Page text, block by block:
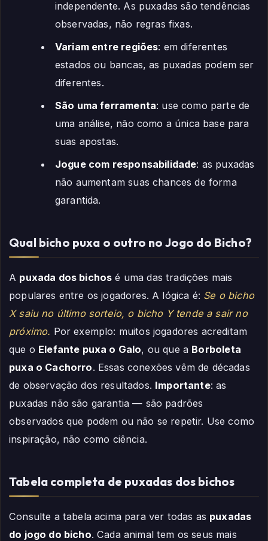
independente. As puxadas são tendências
observadas, não regras fixas.
Variam entre regiões: em diferentes
estados ou bancas, as puxadas podem ser
diferentes.
São uma ferramenta: use como parte de
uma análise, não como a única base para
suas apostas.
Jogue com responsabilidade: as puxadas
não aumentam suas chances de forma
garantida.
Qual bicho puxa o outro no Jogo do Bicho?
A puxada dos bichos é uma das tradições mais
populares entre os jogadores. A lógica é: Se o bicho
X saiu no último sorteio, o bicho Y tende a sair no
próximo. Por exemplo: muitos jogadores acreditam
que o Elefante puxa o Galo, ou que a Borboleta
puxa o Cachorro. Essas conexões vêm de décadas
de observação dos resultados. Importante: as
puxadas não são garantia — são padrões
observados que podem ou não se repetir. Use como
inspiração, não como ciência.
Tabela completa de puxadas dos bichos
Consulte a tabela acima para ver todas as puxadas
do jogo do bicho. Cada animal tem os seus mais